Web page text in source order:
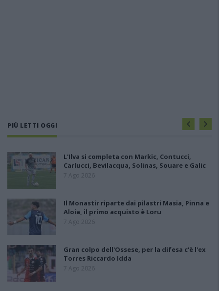
PIÙ LETTI OGGI
L'Ilva si completa con Markic, Contucci,
Carlucci, Bevilacqua, Solinas, Souare e Galic
7 Ago 2026
Il Monastir riparte dai pilastri Masia, Pinna e
Aloia, il primo acquisto è Loru
7 Ago 2026
Gran colpo dell'Ossese, per la difesa c'è l'ex
Torres Riccardo Idda
7 Ago 2026